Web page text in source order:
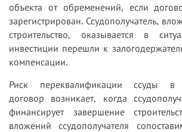
объекта от обременений, если
зарегистрирован. Ссудополучатель,
строительство, оказывается в
инвестиции перешли к
компенсации.
Риск переквалификации ссуды в
договор возникает, когда
финансирует завершение
вложений ссудополучателя